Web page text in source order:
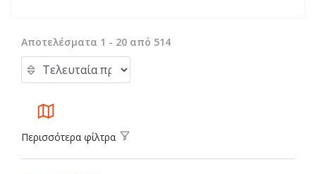
Αποτελέσματα 1 - 20 από 514
Περισσότερα φίλτρα